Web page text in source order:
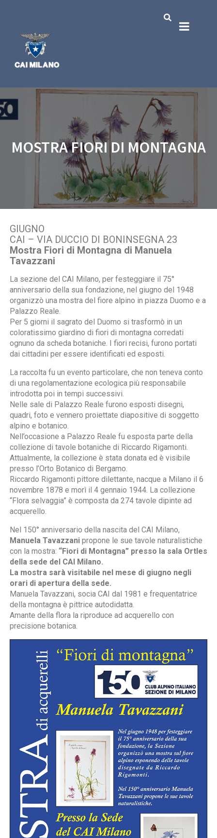
MOSTRA FIORI DI MONTAGNA
GIUGNO
CAI – VIA DUCCIO DI BONINSEGNA 23
Mostra Fiori di Montagna di Manuela
Tavazzani
La sezione del CAI Milano, per festeggiare il 75°
anniversario della sua fondazione, nel giugno del 1948
organizzò una mostra del fiore alpino in piazza Duomo e a
Palazzo Reale.
Per 5 giorni il sagrato del Duomo si trasformò in un
coloratissimo giardino di fiori di montagna corredati
ognuno da scheda botaniche. I fiori recisi, furono portati
dai cittadini per essere identificati ed esposti.
La raccolta fu un evento particolare, che non teneva conto
di una regolamentazione ecologica più responsabile
introdotta poi in tempi successivi.
Nelle sale di Palazzo Reale furono esposti disegni,
quadri, foto e vennero proiettate diapositive di soggetto
alpino e botanico.
Nell’occasione a Palazzo Reale fu esposta parte della
collezione di tavole botaniche di Riccardo Rigamonti.
Attualmente, la collezione è stata donata ed è visibile
presso l’Orto Botanico di Bergamo.
Riccardo Rigamonti pittore dilettante, nacque a Milano il 6
novembre 1878 e morì il 4 gennaio 1944. La collezione
“Flora selvaggia” è composta da 274 tavole dipinte ad
acquerello.
Nel 150° anniversario della nascita del CAI Milano,
Manuela Tavazzani propone le sue tavole naturalistiche
con la mostra: “Fiori di Montagna” presso la sala Ortles
della sede del CAI Milano.
La mostra sarà visitabile nel mese di giugno negli
orari di apertura della sede.
Manuela Tavazzani, socia CAI dal 1981 e frequentatrice
della montagna è pittrice autodidatta.
Amante della flora la riproduce ad acquerello con
precisione botanica.